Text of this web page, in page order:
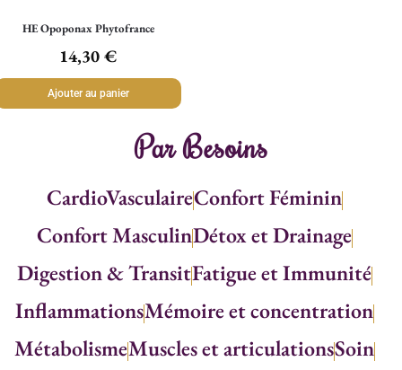
HE Opoponax Phytofrance
14,30€
Ajouter au panier
Par Besoins
CardioVasculaireConfort Féminin
Confort MasculinDétox et Drainage
Digestion & TransitFatigue et Immunité
InflammationsMémoire et concentration
MétabolismeMuscles et articulationsSoin